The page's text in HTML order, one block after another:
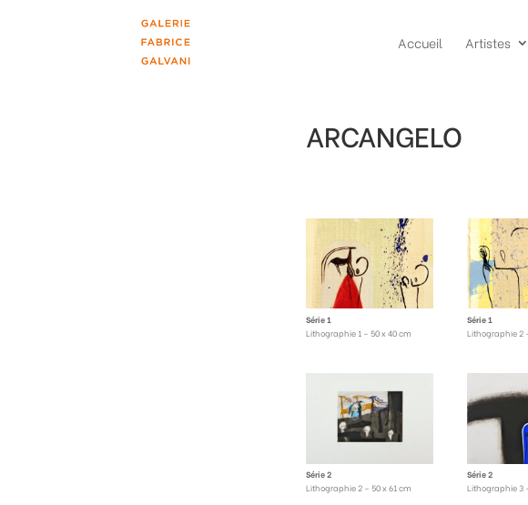
Accueil Artistes
ARCANGELO
Série 1
Lithographie 1 – 50 x 40 cm
Série 1
Lithographie 2
Série 2
Lithographie 2 – 50 x 61 cm
Série 2
Lithographie 3